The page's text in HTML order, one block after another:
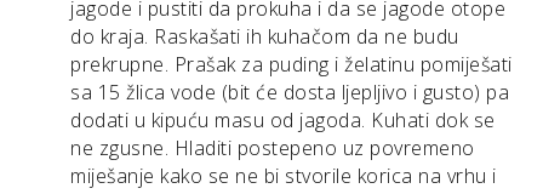
jagode i pustiti da prokuha i da se jagode otope
do kraja. Raskašati ih kuhačom da ne budu
prekrupne. Prašak za puding i želatinu pomiješati
sa 15 žlica vode (bit će dosta ljepljivo i gusto) pa
dodati u kipuću masu od jagoda. Kuhati dok se
ne zgusne. Hladiti postepeno uz povremeno
miješanje kako se ne bi stvorile korica na vrhu i